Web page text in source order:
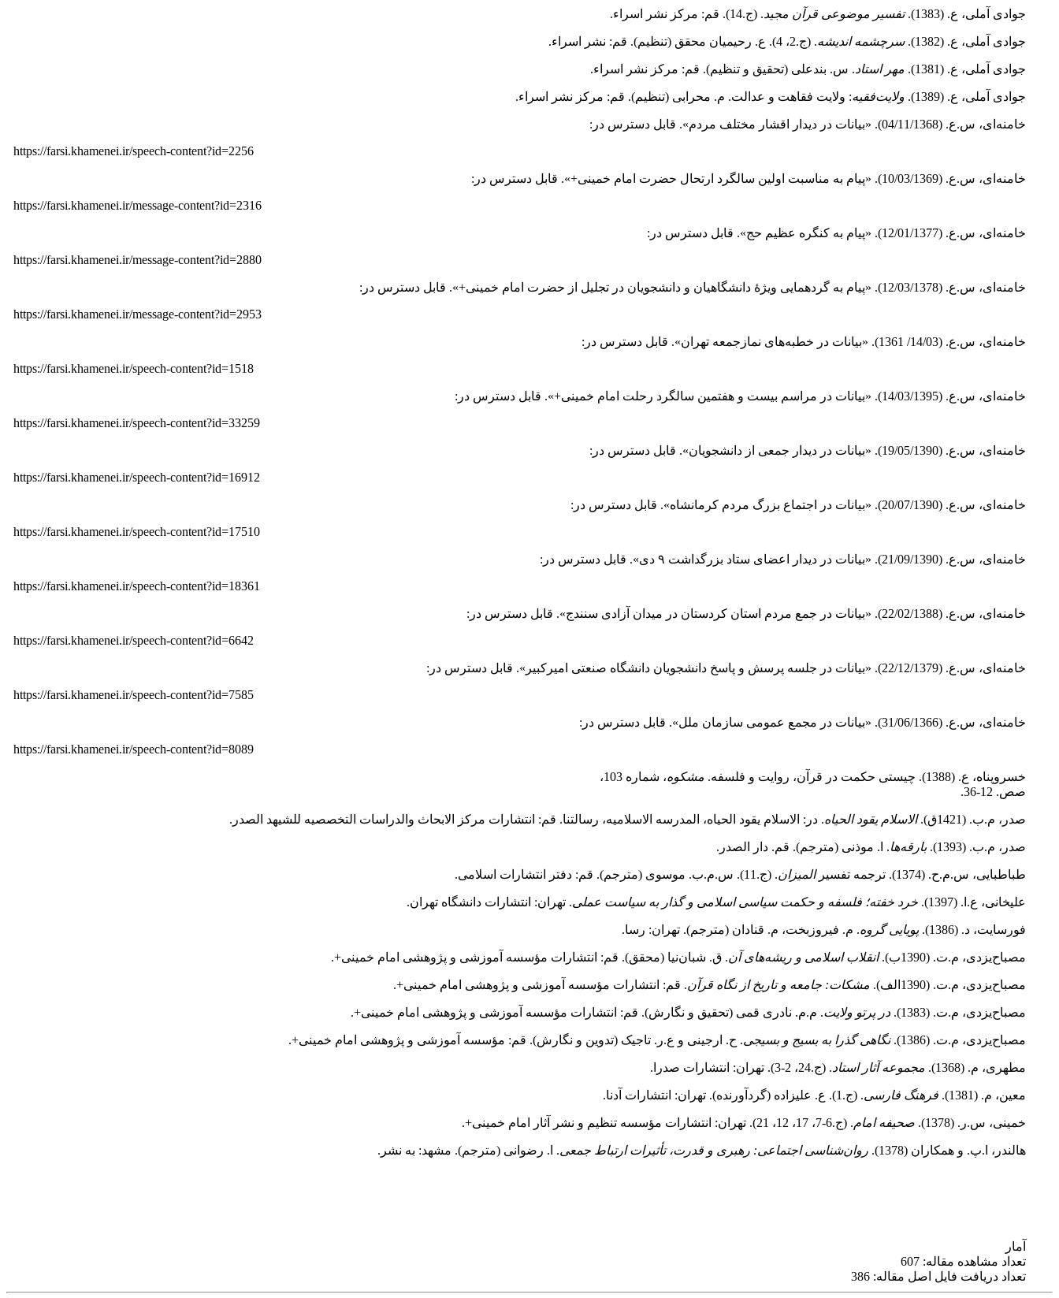
جوادی آملی، ع. (1383). تفسیر موضوعی قرآن مجید. (ج.14). قم: مرکز نشر اسراء.
جوادی آملی، ع. (1382). سرچشمه اندیشه. (ج.2، 4). ع. رحیمیان محقق (تنظیم). قم: نشر اسراء.
جوادی آملی، ع. (1381). مهر استاد. س. بند‌علی (تحقیق و تنظیم). قم: مرکز نشر اسراء.
جوادی آملی، ع. (1389). ولایت‌فقیه: ولایت فقاهت و عدالت. م. محرابی (تنظیم). قم: مرکز نشر اسراء.
خامنه‌ای، س.ع. (04/11/1368). «بیانات در دیدار اقشار مختلف مردم». قابل دسترس در:
https://farsi.khamenei.ir/speech-content?id=2256
خامنه‌ای، س.ع. (10/03/1369). «پیام به مناسبت اولین سالگرد ارتحال حضرت امام خمینی+». قابل دسترس در:
https://farsi.khamenei.ir/message-content?id=2316
خامنه‌ای، س.ع. (12/01/1377). «پیام به کنگره عظیم حج». قابل دسترس در:
https://farsi.khamenei.ir/message-content?id=2880
خامنه‌ای، س.ع. (12/03/1378). «پیام به گردهمایی ویژۀ دانشگاهیان و دانشجویان در تجلیل از حضرت امام خمینی+». قابل دسترس در:
https://farsi.khamenei.ir/message-content?id=2953
خامنه‌ای، س.ع. (14/03/ 1361). «بیانات در خطبه‌های نمازجمعه تهران». قابل دسترس در:
https://farsi.khamenei.ir/speech-content?id=1518
خامنه‌ای، س.ع. (14/03/1395). «بیانات در مراسم بیست‌ و هفتمین سالگرد رحلت امام خمینی+». قابل دسترس در:
https://farsi.khamenei.ir/speech-content?id=33259
خامنه‌ای، س.ع. (19/05/1390). «بیانات در دیدار جمعی از دانشجویان». قابل دسترس در:
https://farsi.khamenei.ir/speech-content?id=16912
خامنه‌ای، س.ع. (20/07/1390). «بیانات در اجتماع بزرگ مردم کرمانشاه»‌. قابل دسترس در:
https://farsi.khamenei.ir/speech-content?id=17510
خامنه‌ای، س.ع. (21/09/1390). «بیانات در دیدار اعضای ستاد بزرگداشت ۹ دی». قابل دسترس در:
https://farsi.khamenei.ir/speech-content?id=18361
خامنه‌ای، س.ع. (22/02/1388). «بیانات در جمع مردم استان کردستان‌ در میدان آزادی سنندج»‌. قابل دسترس در:
https://farsi.khamenei.ir/speech-content?id=6642
خامنه‌ای، س.ع. (22/12/1379). «بیانات در جلسه پرسش و پاسخ دانشجویان دانشگاه صنعتی امیرکبیر». قابل دسترس در:
https://farsi.khamenei.ir/speech-content?id=7585
خامنه‌ای، س.ع. (31/06/1366). «بیانات در مجمع عمومی سازمان ملل». قابل دسترس در:
https://farsi.khamenei.ir/speech-content?id=8089
خسروپناه، ع. (1388). چیستی حکمت در قرآن، روایت و فلسفه. مشکوه، شماره 103،
صص. 12-36.
صدر، م.ب. (1421ق). الاسلام یقود الحیاه. در: الاسلام یقود الحیاه، المدرسه الاسلامیه، رسالتنا. قم: انتشارات مرکز الابحاث و‌الدراسات التخصصیه للشیهد الصدر.
صدر، م.ب. (1393). بارقه‌ها. ا. موذنی (مترجم). قم. دار الصدر.
طباطبایى، س.م.ح. (1374). ترجمه تفسیر المیزان. (ج.11). س.م.ب. موسوی (مترجم). قم: دفتر انتشارات اسلامی.
علیخانی، ع.ا. (1397). خرد خفته؛ فلسفه و حکمت سیاسی اسلامی و گذار به سیاست عملی. تهران: انتشارات دانشگاه تهران.
فورسایت، د. (1386). پویایی گروه. م. فیروزبخت، م. قنادان (مترجم). تهران: رسا.
مصباح‌یزدی، م.ت. (1390ب). انقلاب اسلامی و ریشه‌های آن. ق. شبان‌نیا (محقق). قم: انتشارات مؤسسه آموزشی و پژوهشی امام خمینی+.
مصباح‌یزدی، م.ت. (1390الف). مشکات: جامعه و تاریخ از نگاه قرآن. قم: انتشارات مؤسسه آموزشی و پژوهشی امام خمینی+.
مصباح‌یزدی، م.ت. (1383). در پرتو ولایت. م.م. نادری قمی (تحقیق و نگارش). قم: انتشارات مؤسسه آموزشی و پژوهشی امام خمینی+.
مصباح‌یزدی، م.ت. (1386). نگاهی گذرا به بسیج و بسیجی. ح. ارجینی و ع.ر. تاجیک (تدوین و نگارش). قم: مؤسسه آموزشی و پژوهشی امام خمینی+.
مطهری، م. (1368). مجموعه آثار استاد. (ج.24، 2-3). تهران: انتشارات صدرا.
معین، م. (1381). فرهنگ فارسی. (ج.1). ع. علیزاده (گردآورنده). تهران: انتشارات آدنا.
خمینی، س.ر. (1378). صحیفه امام. (ج.6-7، 17، 12، 21). تهران: انتشارات مؤسسه تنظیم و نشر آثار امام خمینی+.
هالندر، ا.پ. و همکاران (1378). روان‌شناسی اجتماعی: رهبری و قدرت، تأثیرات ارتباط جمعی. ا. رضوانی (مترجم). مشهد: به نشر.
آمار
تعداد مشاهده مقاله: 607
تعداد دریافت فایل اصل مقاله: 386